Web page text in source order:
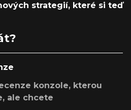
strategií, které si teď
konzole, kterou
ale chcete